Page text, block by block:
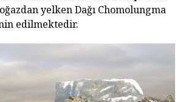
yelken Dağı Chomolungma
edilmektedir.